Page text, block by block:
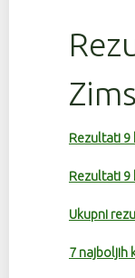
Rezultati 9
Rezultati 9
Ukupni
7 najboljih